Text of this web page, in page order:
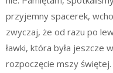
przyjemny spacerek,
zwyczaj, że od razu po
ławki, która była jeszcze
rozpoczęcie mszy